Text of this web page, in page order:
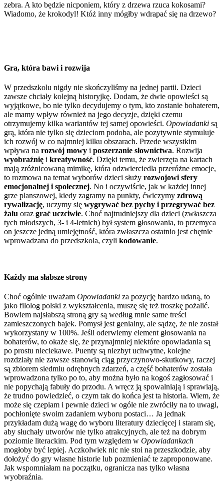
zebra. A kto będzie nicponiem, który z drzewa rzuca kokosami?
Wiadomo, że krokodyl! Któż inny mógłby wdrapać się na drzewo?
Gra, która bawi i rozwija
W przedszkolu nigdy nie skończyliśmy na jednej partii. Dzieci
zawsze chciały kolejną historyjkę. Dodam, że dwie opowieści są
wyjątkowe, bo nie tylko decydujemy o tym, kto zostanie bohaterem,
ale mamy wpływ również na jego decyzje, dzięki czemu
otrzymujemy kilka wariantów tej samej opowieści. Opowiadanki są
grą, która nie tylko się dzieciom podoba, ale pozytywnie stymuluje
ich rozwój w co najmniej kilku obszarach. Przede wszystkim
wpływa na rozwój mowy i poszerzanie słownictwa. Rozwija
wyobraźnię i kreatywność. Dzięki temu, że zwierzęta na kartach
mają zróżnicowaną mimikę, która odzwierciedla przeróżne emocje,
to rozmowa na temat wyborów dzieci służy rozwojowi sfery
emocjonalnej i społecznej. No i oczywiście, jak w każdej innej
grze planszowej, kiedy zagramy na punkty, ćwiczymy zdrową
rywalizację, uczymy się wygrywać bez pychy i przegrywać bez
żalu oraz grać uczciwie. Choć najtrudniejszy dla dzieci (zwłaszcza
tych młodszych, 3- i 4-letnich) był system głosowania, to przemyca
on jeszcze jedną umiejętność, która zwłaszcza ostatnio jest chętnie
wprowadzana do przedszkola, czyli kodowanie.
Każdy ma słabsze strony
Choć ogólnie uważam Opowiadanki za pozycję bardzo udaną, to
jako filolog polski z wykształcenia, muszę się też troszkę pożalić.
Bowiem najsłabszą stroną gry są według mnie same treści
zamieszczonych bajek. Pomysł jest genialny, ale sądzę, że nie został
wykorzystany w 100%. Jeśli oderwiemy element głosowania na
bohaterów, to okaże się, że przynajmniej niektóre opowiadania są
po prostu nieciekawe. Puenty są niezbyt uchwytne, kolejne
rozdziały nie zawsze stanowią ciąg przyczynowo-skutkowy, raczej
są zbiorem siedmiu odrębnych zdarzeń, a część bohaterów została
wprowadzona tylko po to, aby można było na kogoś zagłosować i
nie popychają fabuły do przodu. A wręcz ją spowalniają i sprawiają,
że trudno powiedzieć, o czym tak do końca jest ta historia. Wiem, że
może się czepiam i pewnie dzieci w ogóle nie zwróciły na to uwagi,
pochłonięte swoim zadaniem wyboru postaci… Ja jednak
przykładam dużą wagę do wyboru literatury dziecięcej i staram się,
aby słuchały utworów nie tylko atrakcyjnych, ale też na dobrym
poziomie literackim. Pod tym względem w Opowiadankach
mogłoby być lepiej. Aczkolwiek nic nie stoi na przeszkodzie, aby
dołożyć do gry własne historie lub pozmieniać te zaproponowane.
Jak wspomniałam na początku, ogranicza nas tylko własna
wyobraźnia.